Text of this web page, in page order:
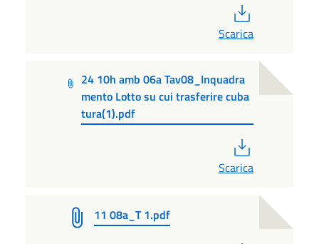
Scarica
24 10h amb 06a Tav08_Inquadra
mento Lotto su cui trasferire cuba
tura(1).pdf
Scarica
11 08a_T 1.pdf